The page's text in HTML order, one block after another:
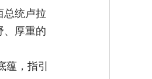
总统卢拉
、厚重的
，指引